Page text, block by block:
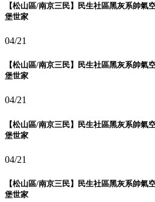
【松山區/南京三民】民生社區黑灰系帥氣
堡世家
04/21
【松山區/南京三民】民生社區黑灰系帥氣
堡世家
04/21
【松山區/南京三民】民生社區黑灰系帥氣
堡世家
04/21
【松山區/南京三民】民生社區黑灰系帥氣
堡世家